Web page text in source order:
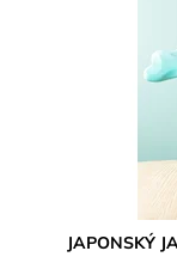
JAPONSKÝ